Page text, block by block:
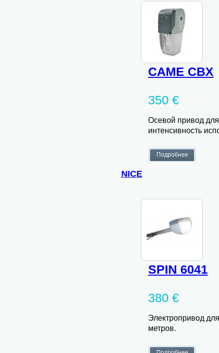
CAME CBX
350 €
Осевой привод
интенсивность
NICE
SPIN 6041
380 €
Электропривод
метров.